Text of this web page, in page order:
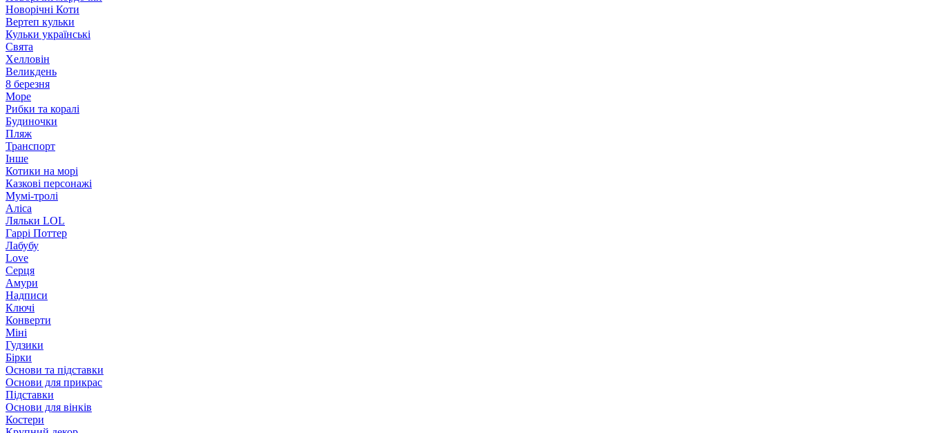
Новорічні Коти
Вертеп кульки
Кульки українські
Свята
Хелловін
Великдень
8 березня
Море
Рибки та коралі
Будиночки
Пляж
Транспорт
Інше
Котики на морі
Казкові персонажі
Мумі-тролі
Аліса
Ляльки LOL
Гаррі Поттер
Лабубу
Love
Серця
Амури
Надписи
Ключі
Конверти
Міні
Гудзики
Бірки
Основи та підставки
Основи для прикрас
Підставки
Основи для вінків
Костери